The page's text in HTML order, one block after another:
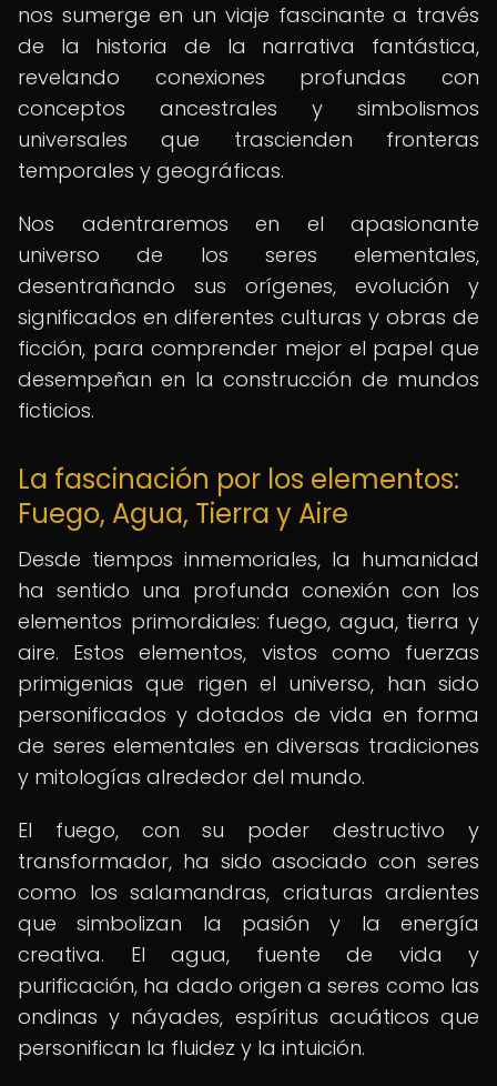
nos sumerge en un viaje fascinante a través
de la historia de la narrativa fantástica,
revelando conexiones profundas con
conceptos ancestrales y simbolismos
universales que trascienden fronteras
temporales y geográficas.
Nos adentraremos en el apasionante
universo de los seres elementales,
desentrañando sus orígenes, evolución y
significados en diferentes culturas y obras de
ficción, para comprender mejor el papel que
desempeñan en la construcción de mundos
ficticios.
La fascinación por los elementos:
Fuego, Agua, Tierra y Aire
Desde tiempos inmemoriales, la humanidad
ha sentido una profunda conexión con los
elementos primordiales: fuego, agua, tierra y
aire. Estos elementos, vistos como fuerzas
primigenias que rigen el universo, han sido
personificados y dotados de vida en forma
de seres elementales en diversas tradiciones
y mitologías alrededor del mundo.
El fuego, con su poder destructivo y
transformador, ha sido asociado con seres
como los salamandras, criaturas ardientes
que simbolizan la pasión y la energía
creativa. El agua, fuente de vida y
purificación, ha dado origen a seres como las
ondinas y náyades, espíritus acuáticos que
personifican la fluidez y la intuición.